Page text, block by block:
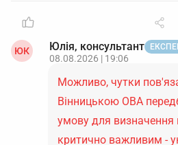
ЮК Юлія, консультант
08.08.2026 | 19:06
Можливо, чутки
Вінницькою ОВА
умову для визначення
критично важливим -